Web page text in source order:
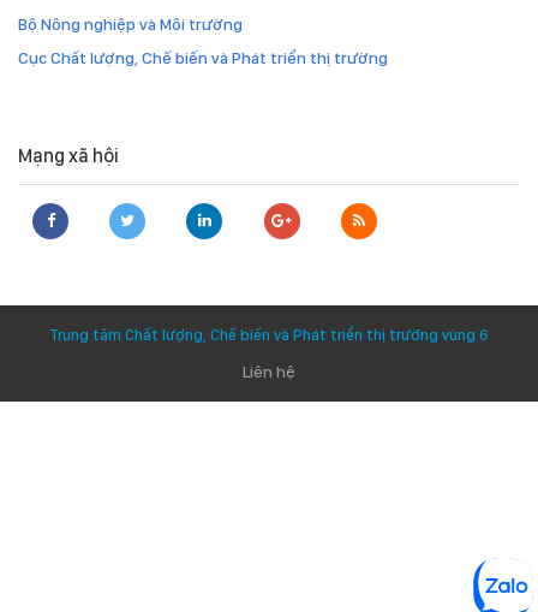
Bộ Nông nghiệp và Môi trường
Cục Chất lượng, Chế biến và Phát triển thị trường
Mạng xã hội
Trung tâm Chất lượng, Chế biến và Phát triển thị trường vùng 6
Liên hệ